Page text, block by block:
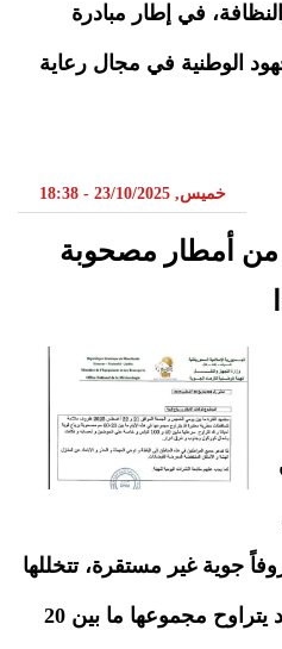
في إطار مبادرة
الوطنية في مجال رعاية
خميس, 23/10/2025 - 18:38
من أمطار مصحوبة
جوية غير مستقرة، تتخللها
تساقطات مطرية معتبرة قد يتراوح مجموعها ما بين 20